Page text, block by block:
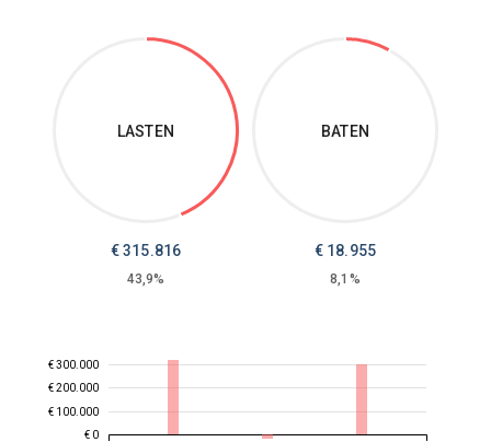
LASTEN
€315.816
43,9%
BATEN
€ 18.955
8,1%
€ 0
€ 100.000
€ 200.000
€ 300.000